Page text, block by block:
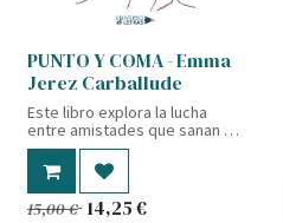
PUNTO Y COMA - Emma
Jerez Carballude
Este libro explora la lucha
entre amistades que sanan y
aquellas que destruyen, entre
recaídas y esperanza, y entre
el dilema de rendirse o seguir
adelante. No solo relata esas
huellas imborrables, sino
15,00€ 14,25€